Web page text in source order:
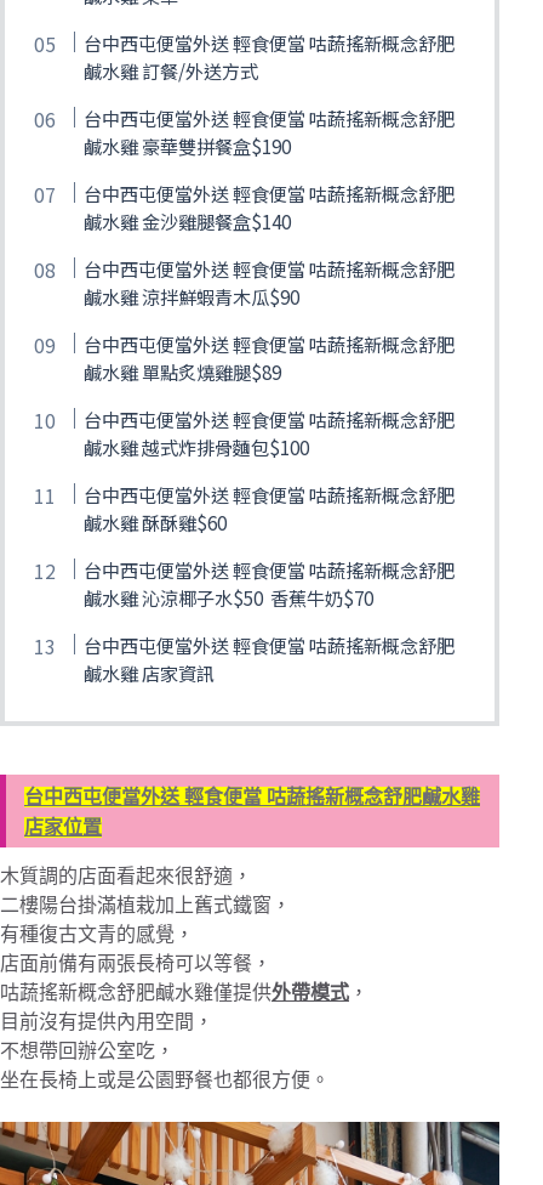
台中西屯便當外送 輕食便當 咕蔬搖新概念舒肥
鹹水雞 訂餐/外送方式
台中西屯便當外送 輕食便當 咕蔬搖新概念舒肥
鹹水雞 豪華雙拼餐盒$190
台中西屯便當外送 輕食便當 咕蔬搖新概念舒肥
鹹水雞 金沙雞腿餐盒$140
台中西屯便當外送 輕食便當 咕蔬搖新概念舒肥
鹹水雞 涼拌鮮蝦青木瓜$90
台中西屯便當外送 輕食便當 咕蔬搖新概念舒肥
鹹水雞 單點炙燒雞腿$89
台中西屯便當外送 輕食便當 咕蔬搖新概念舒肥
鹹水雞 越式炸排骨麵包$100
台中西屯便當外送 輕食便當 咕蔬搖新概念舒肥
鹹水雞 酥酥雞$60
台中西屯便當外送 輕食便當 咕蔬搖新概念舒肥
鹹水雞 沁涼椰子水$50 香蕉牛奶$70
台中西屯便當外送 輕食便當 咕蔬搖新概念舒肥
鹹水雞 店家資訊
台中西屯便當外送 輕食便當 咕蔬搖新概念舒肥鹹水雞
店家位置
木質調的店面看起來很舒適，
二樓陽台掛滿植栽加上舊式鐵窗，
有種復古文青的感覺，
店面前備有兩張長椅可以等餐，
咕蔬搖新概念舒肥鹹水雞僅提供外帶模式 ，
目前沒有提供內用空間，
不想帶回辦公室吃，
坐在長椅上或是公園野餐也都很方便。